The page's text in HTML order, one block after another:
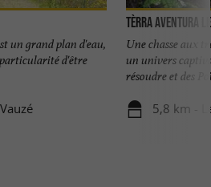
un grand plan d'eau,
d'être
Tèrra Aventura
Une chasse aux
un univers
résoudre et des
5,8 km -